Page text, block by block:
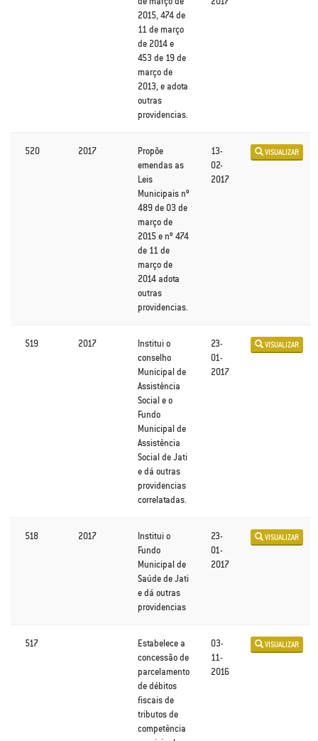
2015, 474 de
11 de março
de 2014 e
453 de 19 de
março de
2013, e adota
outras
providencias.
520 2017
Propõe
emendas as
Leis
Municipais nº
489 de 03 de
março de
2015 e nº 474
de 11 de
março de
2014 adota
outras
providencias.
13-
02-
2017
VISUALIZAR
519 2017
Institui o
conselho
Municipal de
Assistência
Social e o
Fundo
Municipal de
Assistência
Social de Jati
e dá outras
providencias
correlatadas.
23-
01-
2017
VISUALIZAR
518 2017
Institui o
Fundo
Municipal de
Saúde de Jati
e dá outras
providencias
23-
01-
2017
VISUALIZAR
517
Estabelece a
concessão de
parcelamento
de débitos
fiscais de
tributos de
competência
03-
11-
2016
VISUALIZAR